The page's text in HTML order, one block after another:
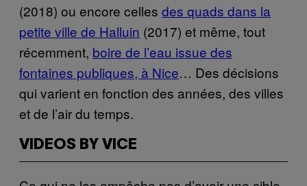
(2018) ou encore celles des quads dans la
petite ville de Halluin (2017) et même, tout
récemment, boire de l’eau issue des
fontaines publiques, à Nice… Des décisions
qui varient en fonction des années, des villes
et de l’air du temps.
VIDEOS BY VICE